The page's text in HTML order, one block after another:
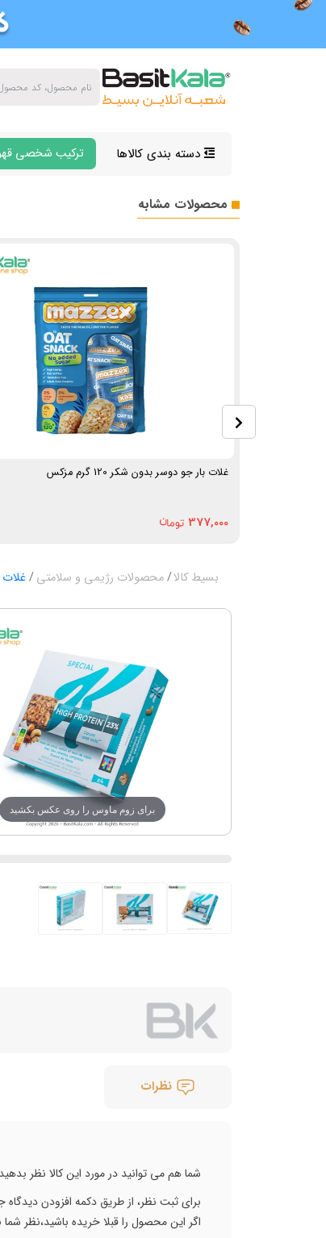
دسته بندی کالاها ترکیب شخصی
محصولات مشابه
غلات بار جو دوسر بدون شکر 120 گرم مزکس
377,000
بسیط کالا محصولات رژیمی و سلامتی غلات
برای زوم ماوس را روی عکس بکشید
نظرات
شما هم می توانید در مورد این کالا نظر بدهید
برای ثبت نظر، از طریق دکمه افزودن
اگر این محصول را قبلا خریده باشید،نظر